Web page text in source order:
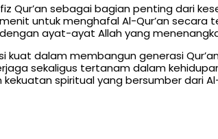
Qur’an sebagai bagian penting dari
untuk menghafal Al-Qur’an
ayat-ayat Allah yang
kuat dalam membangun generasi
sekaligus tertanam dalam
spiritual yang bersumber dari Al-